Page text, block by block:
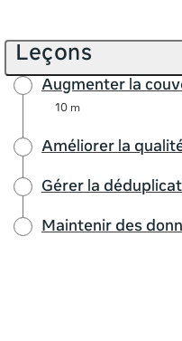
Leçons
Augmenter la
10 m
Améliorer la
Gérer la
Maintenir des